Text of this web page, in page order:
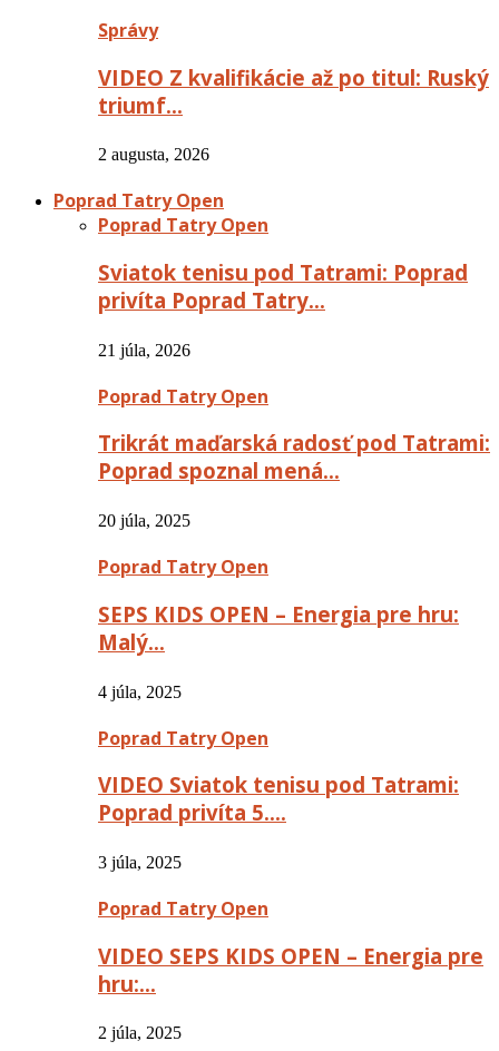
Správy
VIDEO Z kvalifikácie až po titul: Ruský
triumf…
2 augusta, 2026
Poprad Tatry Open
Poprad Tatry Open
Sviatok tenisu pod Tatrami: Poprad
privíta Poprad Tatry…
21 júla, 2026
Poprad Tatry Open
Trikrát maďarská radosť pod Tatrami:
Poprad spoznal mená…
20 júla, 2025
Poprad Tatry Open
SEPS KIDS OPEN – Energia pre hru:
Malý…
4 júla, 2025
Poprad Tatry Open
VIDEO Sviatok tenisu pod Tatrami:
Poprad privíta 5….
3 júla, 2025
Poprad Tatry Open
VIDEO SEPS KIDS OPEN – Energia pre
hru:…
2 júla, 2025